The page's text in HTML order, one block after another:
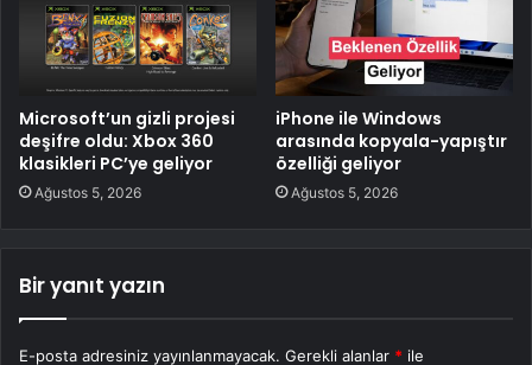
Microsoft’un gizli projesi
deşifre oldu: Xbox 360
klasikleri PC’ye geliyor
Ağustos 5, 2026
iPhone ile Windows
arasında kopyala-yapıştır
özelliği geliyor
Ağustos 5, 2026
Bir yanıt yazın
E-posta adresiniz yayınlanmayacak. Gerekli alanlar * ile